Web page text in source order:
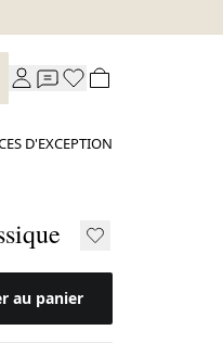
D'EXCEPTION
au panier